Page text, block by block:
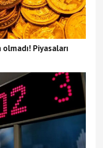
Piyasaları